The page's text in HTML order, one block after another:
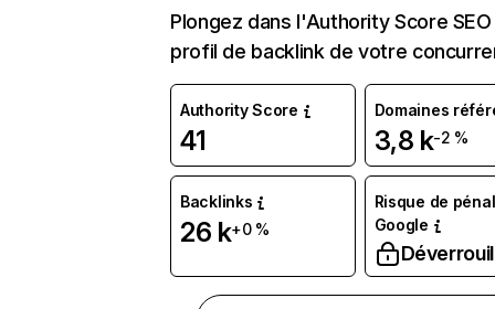
Plongez dans l'Authority Score
profil de backlink de votre
Authority Score
41
Domaines
3,8 k-2 %
Backlinks
26 k+0 %
Risque de
Google